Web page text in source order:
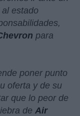
estado
,
para
poner punto
oferta y de su
que lo peor de
de Air